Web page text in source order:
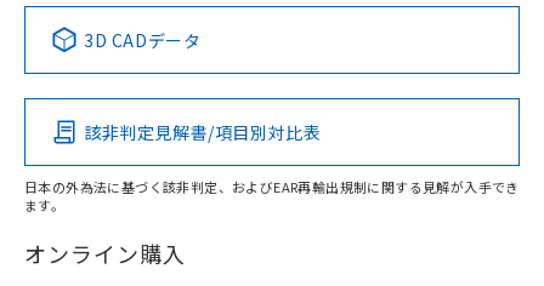
鉄材
l: 0mm以上、φd: 12mm以上、D: 0mm以上、m: 24mm以
アルミ材
l: 12mm以上、φd: 70mm以上、D: 12mm以上、m: 24mm
Pb Hg Cd Cr(VI)
O
在庫等で未対応品が混在する可能性があります。
この製品の規格認証/適合状況ページへ
その他の認証はこちらのページからご検索ください
3D CADデータ
該非判定見解書/項目別対比表
日本の外為法に基づく該非判定、およびEAR再輸出規制に関する見解が入手でき
ます。
オンライン購入